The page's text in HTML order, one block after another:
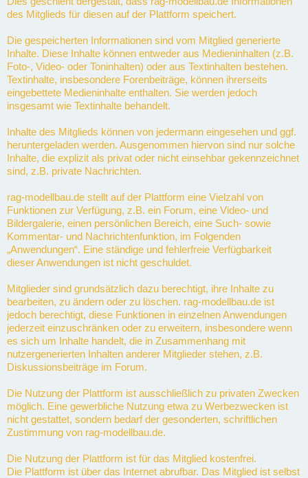
des Mitglieds für diesen auf der Plattform speichert.
Die gespeicherten Informationen sind vom Mitglied generierte
Inhalte. Diese Inhalte können entweder aus Medieninhalten (z.B.
Foto-, Video- oder Toninhalten) oder aus Textinhalten bestehen.
Textinhalte, insbesondere Forenbeiträge, können ihrerseits
eingebettete Medieninhalte enthalten. Sie werden jedoch
insgesamt wie Textinhalte behandelt.
Inhalte des Mitglieds können von jedermann eingesehen und ggf.
heruntergeladen werden. Ausgenommen hiervon sind nur solche
Inhalte, die explizit als privat oder nicht einsehbar gekennzeichnet
sind, z.B. private Nachrichten.
rag-modellbau.de stellt auf der Plattform eine Vielzahl von
Funktionen zur Verfügung, z.B. ein Forum, eine Video- und
Bildergalerie, einen persönlichen Bereich, eine Such- sowie
Kommentar- und Nachrichtenfunktion, im Folgenden
„Anwendungen“. Eine ständige und fehlerfreie Verfügbarkeit
dieser Anwendungen ist nicht geschuldet.
Mitglieder sind grundsätzlich dazu berechtigt, ihre Inhalte zu
bearbeiten, zu ändern oder zu löschen. rag-modellbau.de ist
jedoch berechtigt, diese Funktionen in einzelnen Anwendungen
jederzeit einzuschränken oder zu erweitern, insbesondere wenn
es sich um Inhalte handelt, die in Zusammenhang mit
nutzergenerierten Inhalten anderer Mitglieder stehen, z.B.
Diskussionsbeiträge im Forum.
Die Nutzung der Plattform ist ausschließlich zu privaten Zwecken
möglich. Eine gewerbliche Nutzung etwa zu Werbezwecken ist
nicht gestattet, sondern bedarf der gesonderten, schriftlichen
Zustimmung von rag-modellbau.de.
Die Nutzung der Plattform ist für das Mitglied kostenfrei.
Die Plattform ist über das Internet abrufbar. Das Mitglied ist selbst